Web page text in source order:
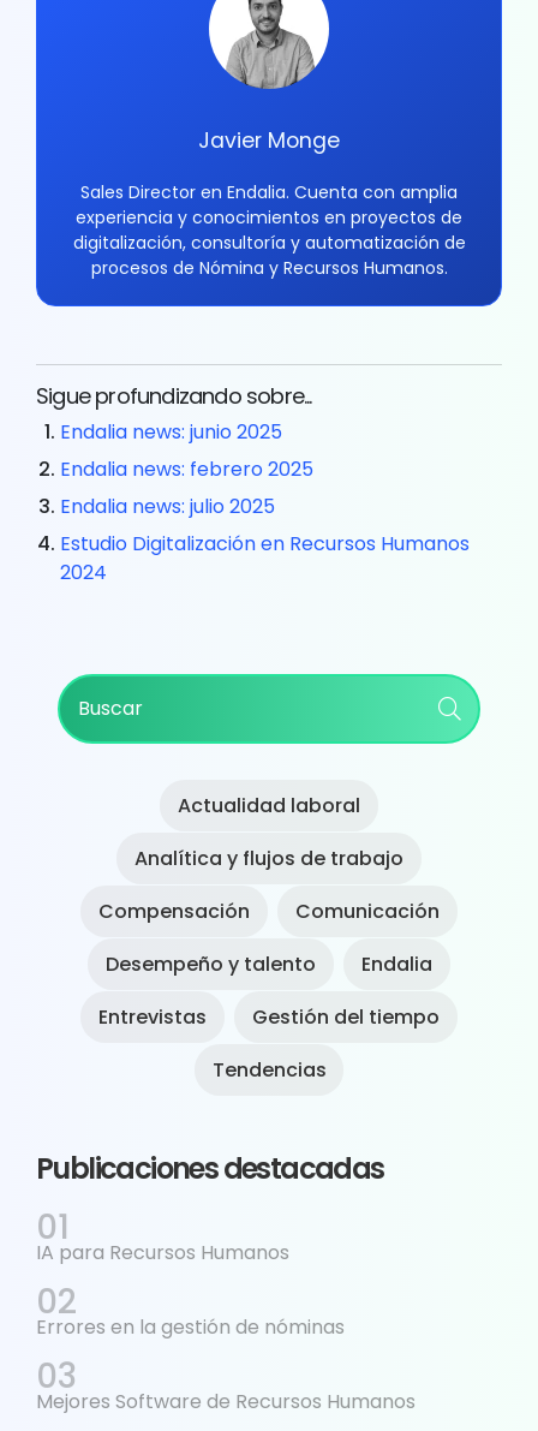
Javier Monge
Sales Director en Endalia. Cuenta con amplia
experiencia y conocimientos en proyectos de
digitalización, consultoría y automatización de
procesos de Nómina y Recursos Humanos.
Sigue profundizando sobre...
Endalia news: junio 2025
Endalia news: febrero 2025
Endalia news: julio 2025
Estudio Digitalización en Recursos Humanos
2024
Primary
Sidebar
Actualidad laboral
Analítica y flujos de trabajo
Compensación
Comunicación
Desempeño y talento
Endalia
Entrevistas
Gestión del tiempo
Tendencias
Publicaciones destacadas
IA para Recursos Humanos
Errores en la gestión de nóminas
Mejores Software de Recursos Humanos